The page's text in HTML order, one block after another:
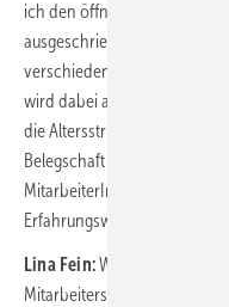
ich den öffne, sehe ich, dass
ausgeschrieben haben. Die
verschiedensten Aufgaben
wird dabei auf absehbare
die Altersstruktur unserer
Belegschaft ist 50 Jahre oder
MitarbeiterInnen haben
Erfahrungswissen aufgebaut.
Lina Fein:Wir bei Nordex
Mitarbeiterstruktur mit